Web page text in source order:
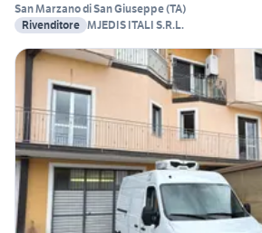
San Marzano di San Giuseppe(TA)
Rivenditore MJEDIS ITALI S.R.L.